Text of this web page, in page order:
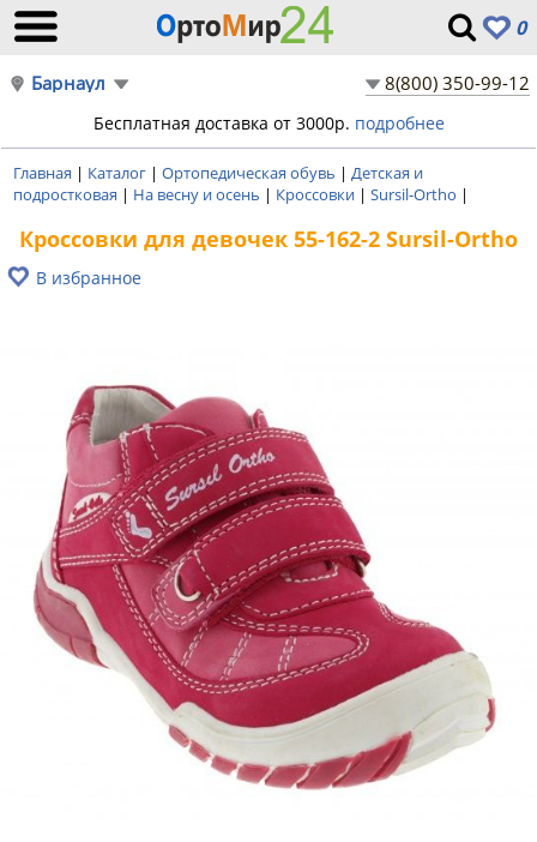
0
Барнаул 8(800) 350-99-12
Бесплатная доставка от 3000р. подробнее
Главная | Каталог | Ортопедическая обувь | Детская и
подростковая | На весну и осень | Кроссовки | Sursil-Ortho |
Кроссовки для девочек 55-162-2 Sursil-Ortho
В избранное